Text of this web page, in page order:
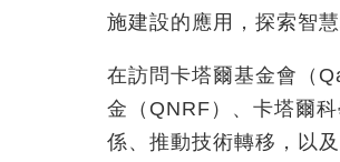
施建設的應用，探索智
在訪問卡塔爾基金會（
金（QNRF）、卡塔爾
係、推動技術轉移，以